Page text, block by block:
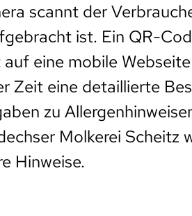
scannt der
ist. Ein QR-
eine mobile
Zeit eine detaillierte
zu
Molkerei Scheitz
Hinweise.